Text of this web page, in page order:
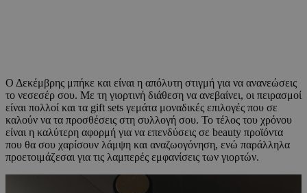
Ο Δεκέμβρης μπήκε και είναι η απόλυτη στιγμή για να ανανεώσεις
το νεσεσέρ σου. Με τη γιορτινή διάθεση να ανεβαίνει, οι πειρασμοί
είναι πολλοί και τα gift sets γεμάτα μοναδικές επιλογές που σε
καλούν να τα προσθέσεις στη συλλογή σου. Το τέλος του χρόνου
είναι η καλύτερη αφορμή για να επενδύσεις σε beauty προϊόντα
που θα σου χαρίσουν λάμψη και αναζωογόνηση, ενώ παράλληλα
προετοιμάζεσαι για τις λαμπερές εμφανίσεις των γιορτών.